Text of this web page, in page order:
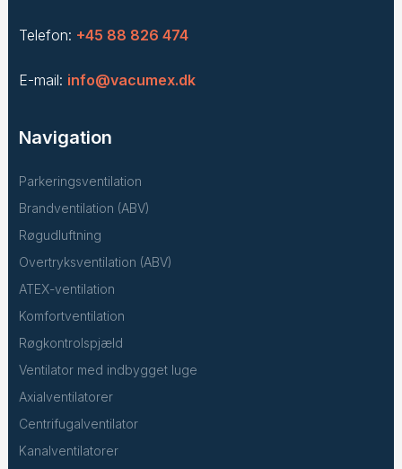
Telefon: +45 88 826 474
E-mail: info@vacumex.dk
Navigation
Parkeringsventilation
Brandventilation (ABV)
Røgudluftning
Overtryksventilation (ABV)
ATEX-ventilation
Komfortventilation
Røgkontrolspjæld
Ventilator med indbygget luge
Axialventilatorer
Centrifugalventilator
Kanalventilatorer